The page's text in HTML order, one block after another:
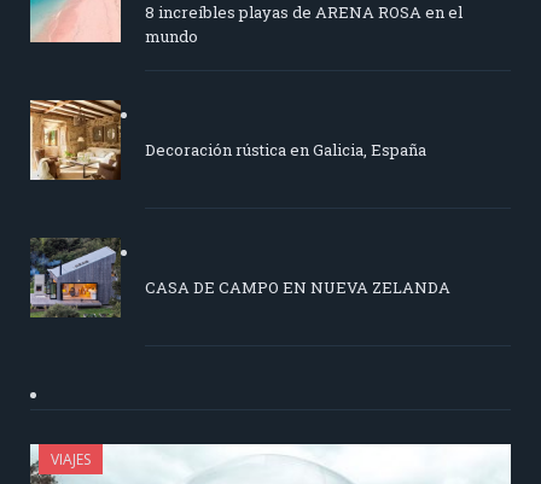
8 increíbles playas de ARENA ROSA en el
mundo
Decoración rústica en Galicia, España
CASA DE CAMPO EN NUEVA ZELANDA
VIAJES